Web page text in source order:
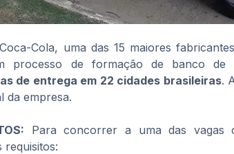
Cola, uma das 15 maiores
processo de formação de banco de
de entrega em 22 cidades brasileiras.
da empresa.
Para concorrer a uma das vagas
requisitos: